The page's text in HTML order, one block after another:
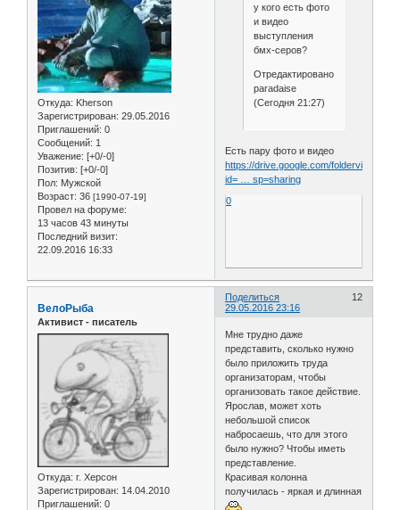
Откуда: Kherson
Зарегистрирован: 29.05.2016
Приглашений: 0
Сообщений: 1
Уважение: [+0/-0]
Позитив: [+0/-0]
Пол: Мужской
Возраст: 36 [1990-07-19]
Провел на форуме:
13 часов 43 минуты
Последний визит:
22.09.2016 16:33
у кого есть фото
и видео
выступления
бмх-серов?
Отредактировано
paradaise
(Сегодня 21:27)
Есть пару фото и видео
https://drive.google.com/folderview?
id= … sp=sharing
0
Поделиться
12
29.05.2016 23:16
ВелоРыба
Активист - писатель
Откуда: г. Херсон
Зарегистрирован: 14.04.2010
Приглашений: 0
Мне трудно даже
представить, сколько нужно
было приложить труда
организаторам, чтобы
организовать такое действие.
Ярослав, может хоть
небольшой список
набросаешь, что для этого
было нужно? Чтобы иметь
представление.
Красивая колонна
получилась - яркая и длинная